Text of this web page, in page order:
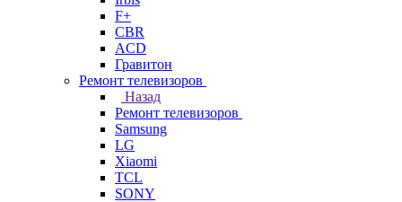
F+
CBR
ACD
Гравитон
Ремонт телевизоров
Назад
Ремонт телевизоров
Samsung
LG
Xiaomi
TCL
SONY